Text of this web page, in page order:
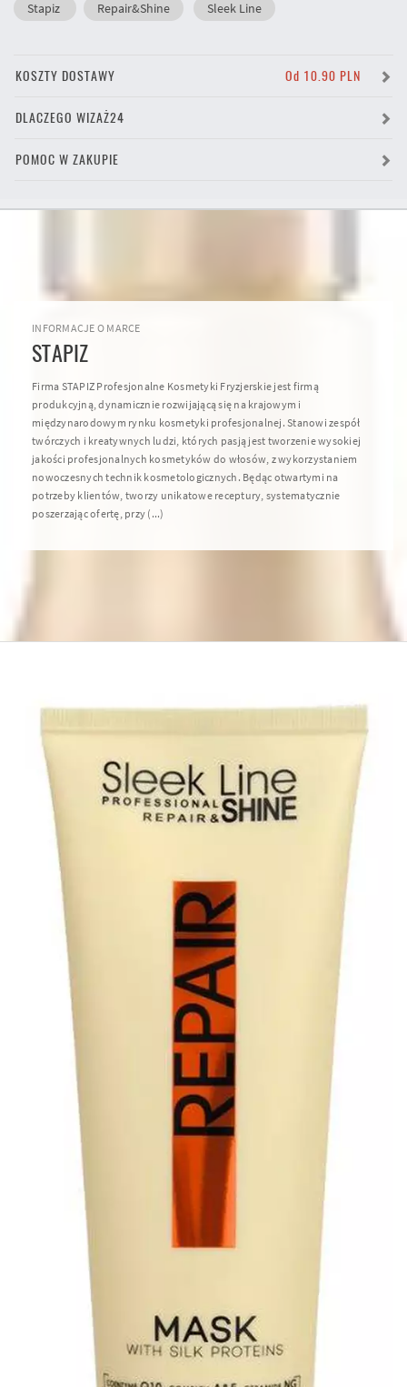
Stapiz Repair&Shine Sleek Line
KOSZTY DOSTAWY Od 10.90 PLN
DLACZEGO WIZAŻ24
POMOC W ZAKUPIE
INFORMACJE O MARCE
STAPIZ
Firma STAPIZ Profesjonalne Kosmetyki Fryzjerskie jest firmą
produkcyjną, dynamicznie rozwijającą się na krajowym i
międzynarodowym rynku kosmetyki profesjonalnej. Stanowi zespół
twórczych i kreatywnych ludzi, których pasją jest tworzenie wysokiej
jakości profesjonalnych kosmetyków do włosów, z wykorzystaniem
nowoczesnych technik kosmetologicznych. Będąc otwartymi na
potrzeby klientów, tworzy unikatowe receptury, systematycznie
poszerzając ofertę, przy (...)